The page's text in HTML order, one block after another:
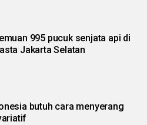
995 pucuk senjata api di
Jakarta Selatan
butuh cara menyerang